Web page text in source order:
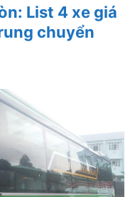
List 4 xe giá
chuyển